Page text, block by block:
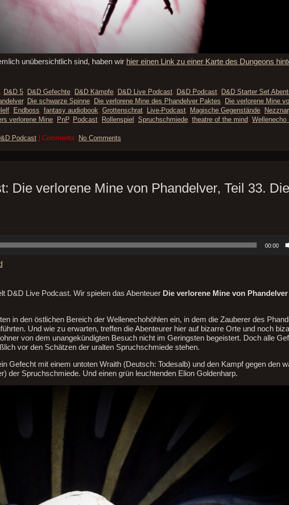
unübersichtlich sind, haben wir hier einen Link zu einer Karte des Dungeons
D&D 5, D&D Gefechte, D&D Kämpfe, D&D Live Podcast, D&D Podcast, D&D Starter Set
, Die schwarze Spinne, Die verlorene Mine des Phandelver Paktes Die verlorene Mine
, Endboss fantasy audiobook Grottenschrat, Live-Podcast, Magische Gegenstände, Nezznar,
verlorene Mine, PnP, Podcast, Rollenspiel Spruchschmiede, theatre of the mind, Wellenecho
Podcast| Comments: No Comments
Die verlorene Mine von Phandelver, Teil 33. Die
00:00
D&D Live Podcast. Wir spielen das Abenteuer Die verlorene Mine von Phandelver
in den östlichen Bereich der Wellenechohöhlen ein, in dem die Zauberer des
Und wie zu erwarten, treffen die Abenteurer hier auf bizarre Orte und noch
von dem unangekündigten Besuch nicht im Geringsten begeistert. Doch alle
vor den Schätzen der uralten Spruchschmiede stehen.
Gefecht mit einem untoten Wraith (Deutsch: Todesalb) und den Kampf gegen den
der Spruchschmiede. Und einen grün leuchtenden Elion Goldenharp.